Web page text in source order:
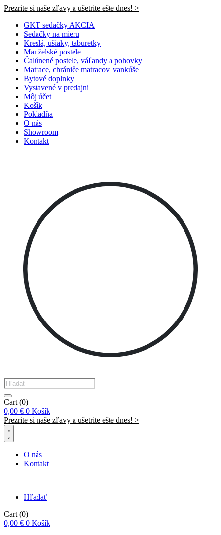
Prezrite si naše zľavy a ušetrite ešte dnes! >​
GKT sedačky AKCIA
Sedačky na mieru
Kreslá, ušiaky, taburetky
Manželské postele
Čalúnené postele, váľandy a pohovky
Matrace, chrániče matracov, vankúše
Bytové doplnky
Vystavené v predajni
Môj účet
Košík
Pokladňa
O nás
Showroom
Kontakt
Products
search
Cart (0)
0,00 € 0 Košík
Prezrite si naše zľavy a ušetrite ešte dnes! >​
O nás
Kontakt
Hľadať
Cart (0)
0,00 € 0 Košík